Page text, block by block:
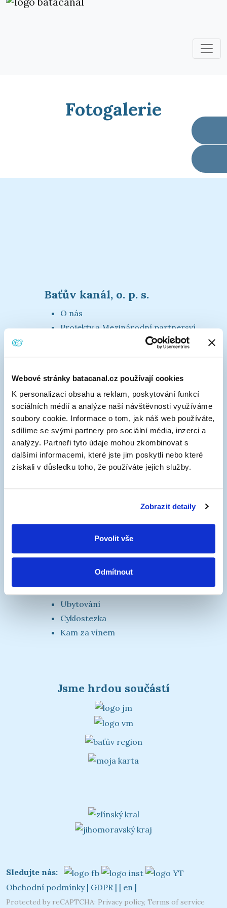
Webové stránky batacanal.cz používají cookies
K personalizaci obsahu a reklam, poskytování funkcí
sociálních médií a analýze naší návštěvnosti využíváme
soubory cookie. Informace o tom, jak náš web používáte,
sdílíme se svými partnery pro sociální média, inzerci a
analýzy. Partneři tyto údaje mohou zkombinovat s
dalšími informacemi, které jste jim poskytli nebo které
získali v důsledku toho, že používáte jejich služby.
Zobrazit detaily
Povolit vše
Odmítnout
Fotogalerie
Baťův kanál, o. p. s.
O nás
Projekty a Mezinárodní partnersví
3k platforma
Kontakty
Vodní cesta
Pravidla plavby
Mapa
Mobilní aplikace
Hlášení závad
Přístavy (a přístaviště)
Turistické informace
Lodní lístky »
Kalendář akcí »
Ubytování
Cyklostezka
Kam za vínem
Jsme hrdou součástí
Sledujte nás:
Obchodní podmínky| GDPR | | en |
Protected by reCAPTCHA: Privacy policy, Terms of service